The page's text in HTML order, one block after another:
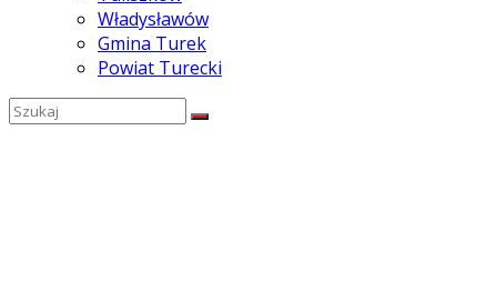
Władysławów
Gmina Turek
Powiat Turecki